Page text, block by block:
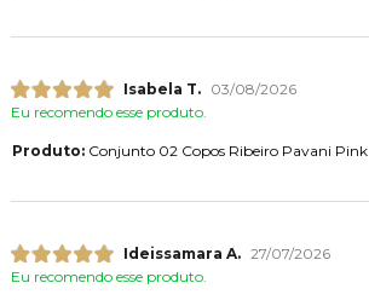
Isabela T.
03/08/2026
Eu recomendo esse produto.
Produto:Conjunto 02 Copos Ribeiro Pavani Pink
Ideissamara A. 27/07/2026
Eu recomendo esse produto.